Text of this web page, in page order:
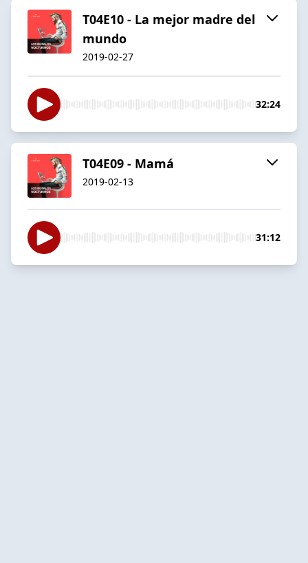
T04E10 - La mejor madre del
mundo
2019-02-27
32:24
T04E09 - Mamá
2019-02-13
31:12